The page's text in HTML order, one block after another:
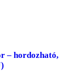
– hordozható,